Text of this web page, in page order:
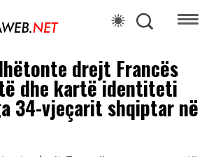
drejt Francës
dhe kartë identiteti
34-vjeçarit shqiptar në